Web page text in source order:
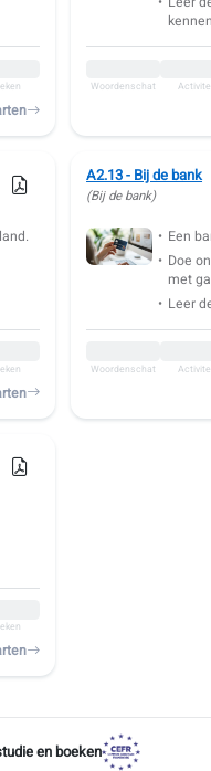
Woordenschat
A2.13 - Bij de bank
(Bij de bank)
Een
Doe
met
Leer
Woordenschat
en boeken